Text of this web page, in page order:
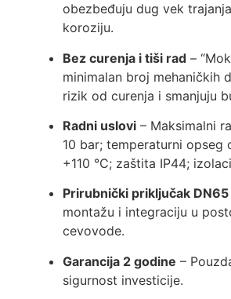
obezbeđuju dug vek
koroziju.
Bez curenja i tiši rad –
minimalan broj mehaničkih
rizik od curenja i smanjuju
Radni uslovi – Maksimalni
10 bar; temperaturni opseg
+110 °C; zaštita IP44;
Prirubnički priključak DN65
montažu i integraciju u
cevovode.
Garancija 2 godine –
sigurnost investicije.